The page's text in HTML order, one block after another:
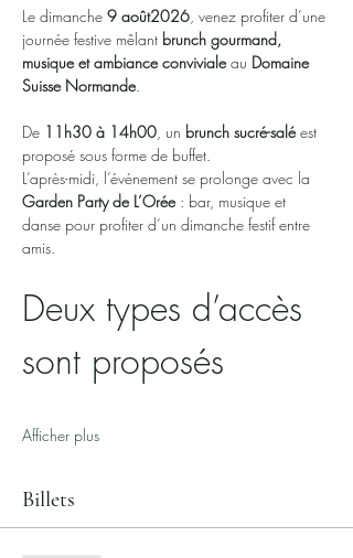
Le dimanche 9 août2026, venez profiter d’une
journée festive mêlant brunch gourmand,
musique et ambiance conviviale au Domaine
Suisse Normande.
De 11h30 à 14h00, un brunch sucré-salé est
proposé sous forme de buffet.
L’après-midi, l’événement se prolonge avec la
Garden Party de L’Orée : bar, musique et
danse pour profiter d’un dimanche festif entre
amis.
Deux types d’accès
sont proposés
Afficher plus
Billets